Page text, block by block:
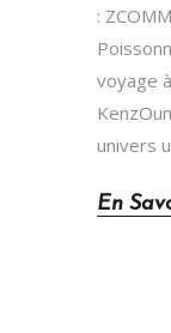
:
voyage
univers
En